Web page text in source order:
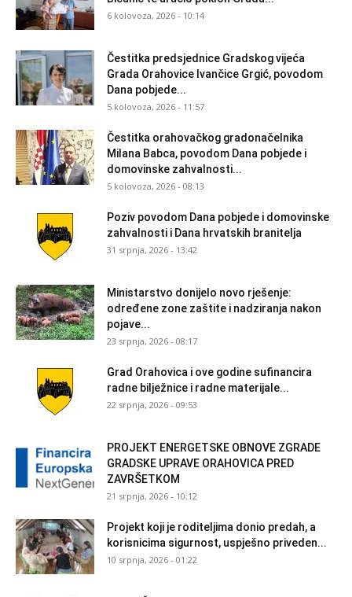
6 kolovoza, 2026 - 10:14
Čestitka predsjednice Gradskog vijeća
Grada Orahovice Ivančice Grgić, povodom
Dana pobjede...
5 kolovoza, 2026 - 11:57
Čestitka orahovačkog gradonačelnika
Milana Babca, povodom Dana pobjede i
domovinske zahvalnosti...
5 kolovoza, 2026 - 08:13
Poziv povodom Dana pobjede i domovinske
zahvalnosti i Dana hrvatskih branitelja
31 srpnja, 2026 - 13:42
Ministarstvo donijelo novo rješenje:
određene zone zaštite i nadziranja nakon
pojave...
23 srpnja, 2026 - 08:17
Grad Orahovica i ove godine sufinancira
radne bilježnice i radne materijale...
22 srpnja, 2026 - 09:53
PROJEKT ENERGETSKE OBNOVE ZGRADE
GRADSKE UPRAVE ORAHOVICA PRED
ZAVRŠETKOM
21 srpnja, 2026 - 10:12
Projekt koji je roditeljima donio predah, a
korisnicima sigurnost, uspješno priveden...
10 srpnja, 2026 - 01:22